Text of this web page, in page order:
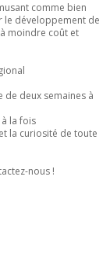
comme bien
le développement de
moindre coût et
de deux semaines à
la fois
la curiosité de toute
nous !